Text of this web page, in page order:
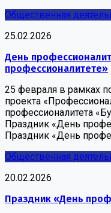
Общественная
25.02.2026
День
профессионалитете»
25 февраля в рамках
проекта
профессионалитета
Праздник «День
Праздник «День
Общественная
20.02.2026
Праздник «День